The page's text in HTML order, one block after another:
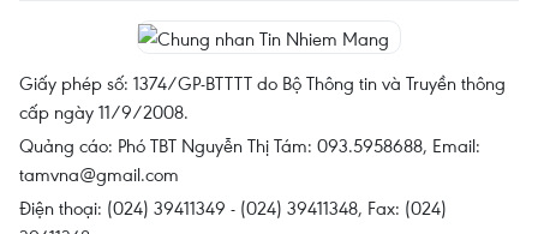
Giấy phép số: 1374/GP-BTTTT do Bộ Thông tin và Truyền thông
cấp ngày 11/9/2008.
Quảng cáo: Phó TBT Nguyễn Thị Tám: 093.5958688, Email:
tamvna@gmail.com
Điện thoại: (024) 39411349 - (024) 39411348, Fax: (024)